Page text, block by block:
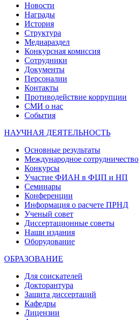
Новости
Награды
История
Структура
Медиараздел
Конкурсная комиссия
Сотрудники
Документы
Персоналии
Контакты
Противодействие коррупции
СМИ о нас
События
НАУЧНАЯ ДЕЯТЕЛЬНОСТЬ
Основные результаты
Международное сотрудничество
Конкурсы
Участие ФИАН в ФЦП и НП
Семинары
Конференции
Информация о расчете ПРНД
Ученый совет
Диссертационные советы
Наши издания
Оборудование
ОБРАЗОВАНИЕ
Для соискателей
Докторантура
Защита диссертаций
Кафедры
Лицензии